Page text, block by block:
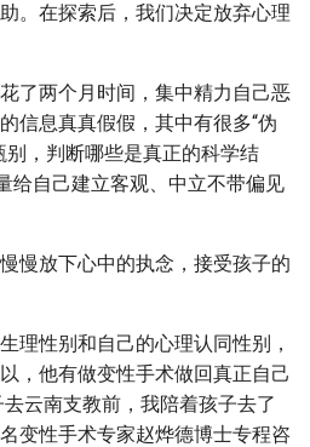
。在探索后，我们决定放弃心理
了两个月时间，集中精力自己恶
信息真真假假，其中有很多“伪
别，判断哪些是真正的科学结
给自己建立客观、中立不带偏见
慢放下心中的执念，接受孩子的
理性别和自己的心理认同性别，
，他有做变性手术做回真正自己
云南支教前，我陪着孩子去了
变性手术专家赵烨德博士专程咨